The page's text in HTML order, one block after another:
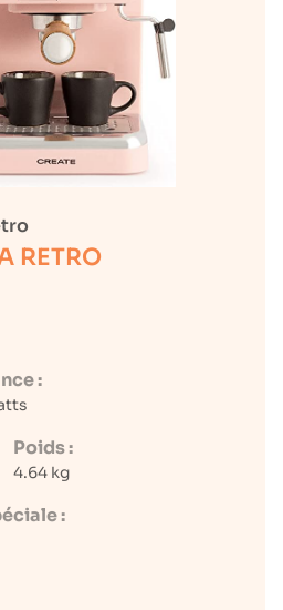
RETRO
:
Poids :
4.64 kg
: